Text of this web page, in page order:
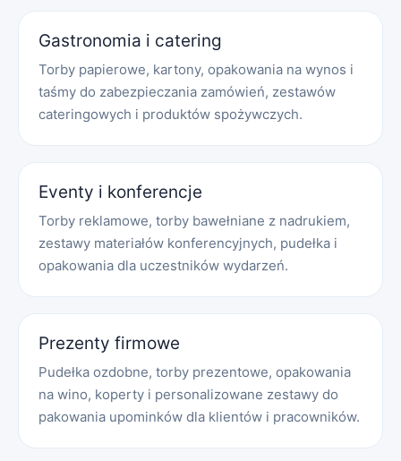
Gastronomia i catering
Torby papierowe, kartony, opakowania na wynos i
taśmy do zabezpieczania zamówień, zestawów
cateringowych i produktów spożywczych.
Eventy i konferencje
Torby reklamowe, torby bawełniane z nadrukiem,
zestawy materiałów konferencyjnych, pudełka i
opakowania dla uczestników wydarzeń.
Prezenty firmowe
Pudełka ozdobne, torby prezentowe, opakowania
na wino, koperty i personalizowane zestawy do
pakowania upominków dla klientów i pracowników.